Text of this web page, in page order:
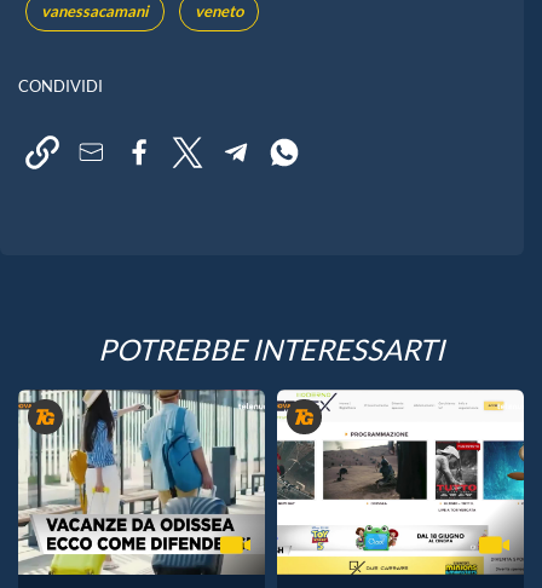
vanessacamani veneto
CONDIVIDI
POTREBBE INTERESSARTI